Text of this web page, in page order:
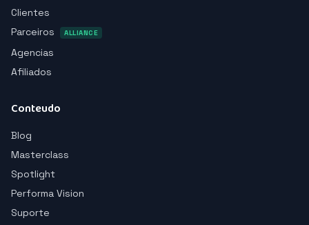
Clientes
Parceiros
ALLIANCE
Agencias
Afiliados
Conteudo
Blog
Masterclass
Spotlight
Performa Vision
Suporte